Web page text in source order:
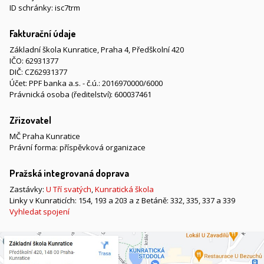
ID schránky: isc7trm
Fakturační údaje
Základní škola Kunratice, Praha 4, Předškolní 420
IČO: 62931377
DIČ: CZ62931377
Účet: PPF banka a.s. - č.ú.: 2016970000/6000
Právnická osoba (ředitelství): 600037461
Zřizovatel
MČ Praha Kunratice
Právní forma: příspěvková organizace
Pražská integrovaná doprava
Zastávky: U Tří svatých,Kunratická škola
Linky v Kunraticích: 154, 193 a 203 a z Betáně: 332, 335, 337 a 339
Vyhledat spojení